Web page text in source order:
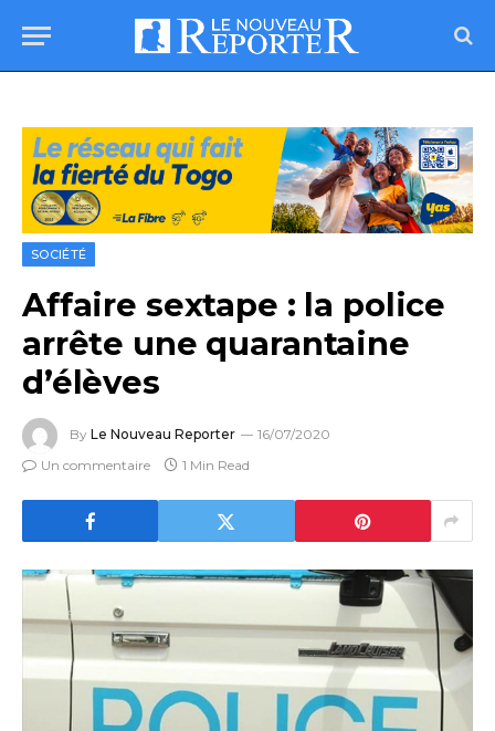
SOCIÉTÉ
Affaire sextape : la police
arrête une quarantaine
d’élèves
By Le Nouveau Reporter
16/07/2020
Un commentaire
1 Min Read